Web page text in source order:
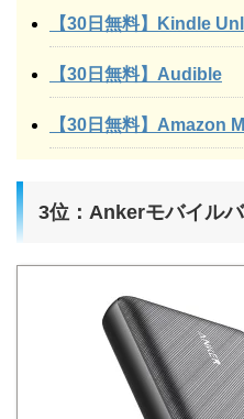
【30日無料】Kindle
【30日無料】Audible
【30日無料】Amazon
3位：Ankerモバイル